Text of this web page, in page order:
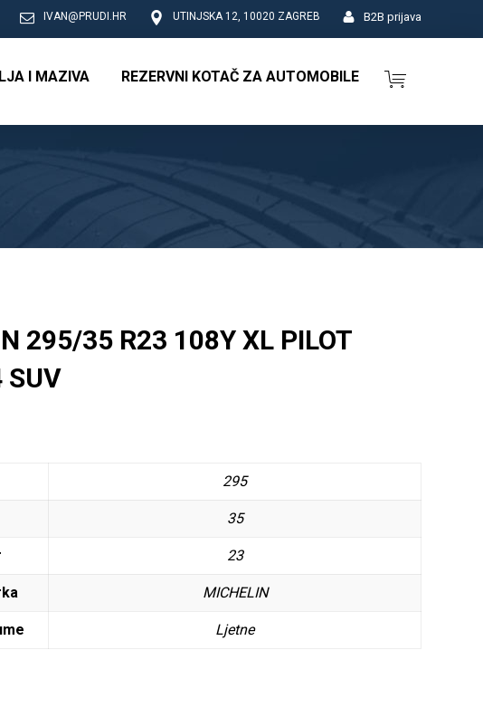
B2B prijava
UTINJSKA 12, 10020 ZAGREB
IVAN@PRUDI.HR
I MAZIVA REZERVNI KOTAČ ZA AUTOMOBILE
295/35 R23 108Y XL PILOT
SUV
295
35
23
MICHELIN
Ljetne